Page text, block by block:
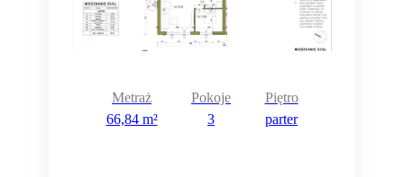
Metraż
66,84 m²
Pokoje
3
Piętro
parter